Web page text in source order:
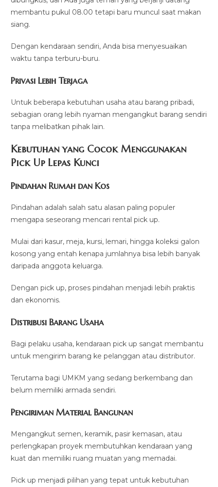
membantu pukul 08.00 tetapi baru muncul saat makan
siang.
Dengan kendaraan sendiri, Anda bisa menyesuaikan
waktu tanpa terburu-buru.
Privasi Lebih Terjaga
Untuk beberapa kebutuhan usaha atau barang pribadi,
sebagian orang lebih nyaman mengangkut barang sendiri
tanpa melibatkan pihak lain.
Kebutuhan yang Cocok Menggunakan
Pick Up Lepas Kunci
Pindahan Rumah dan Kos
Pindahan adalah salah satu alasan paling populer
mengapa seseorang mencari rental pick up.
Mulai dari kasur, meja, kursi, lemari, hingga koleksi galon
kosong yang entah kenapa jumlahnya bisa lebih banyak
daripada anggota keluarga.
Dengan pick up, proses pindahan menjadi lebih praktis
dan ekonomis.
Distribusi Barang Usaha
Bagi pelaku usaha, kendaraan pick up sangat membantu
untuk mengirim barang ke pelanggan atau distributor.
Terutama bagi UMKM yang sedang berkembang dan
belum memiliki armada sendiri.
Pengiriman Material Bangunan
Mengangkut semen, keramik, pasir kemasan, atau
perlengkapan proyek membutuhkan kendaraan yang
kuat dan memiliki ruang muatan yang memadai.
Pick up menjadi pilihan yang tepat untuk kebutuhan